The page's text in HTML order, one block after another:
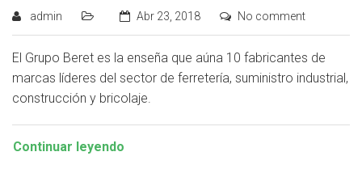
admin Abr 23, 2018 No comment
El Grupo Beret es la enseña que aúna 10 fabricantes de
marcas líderes del sector de ferretería, suministro industrial,
construcción y bricolaje.
Continuar leyendo